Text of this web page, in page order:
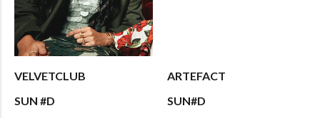
VELVETCLUB
SUN #D
ARTEFACT
SUN#D